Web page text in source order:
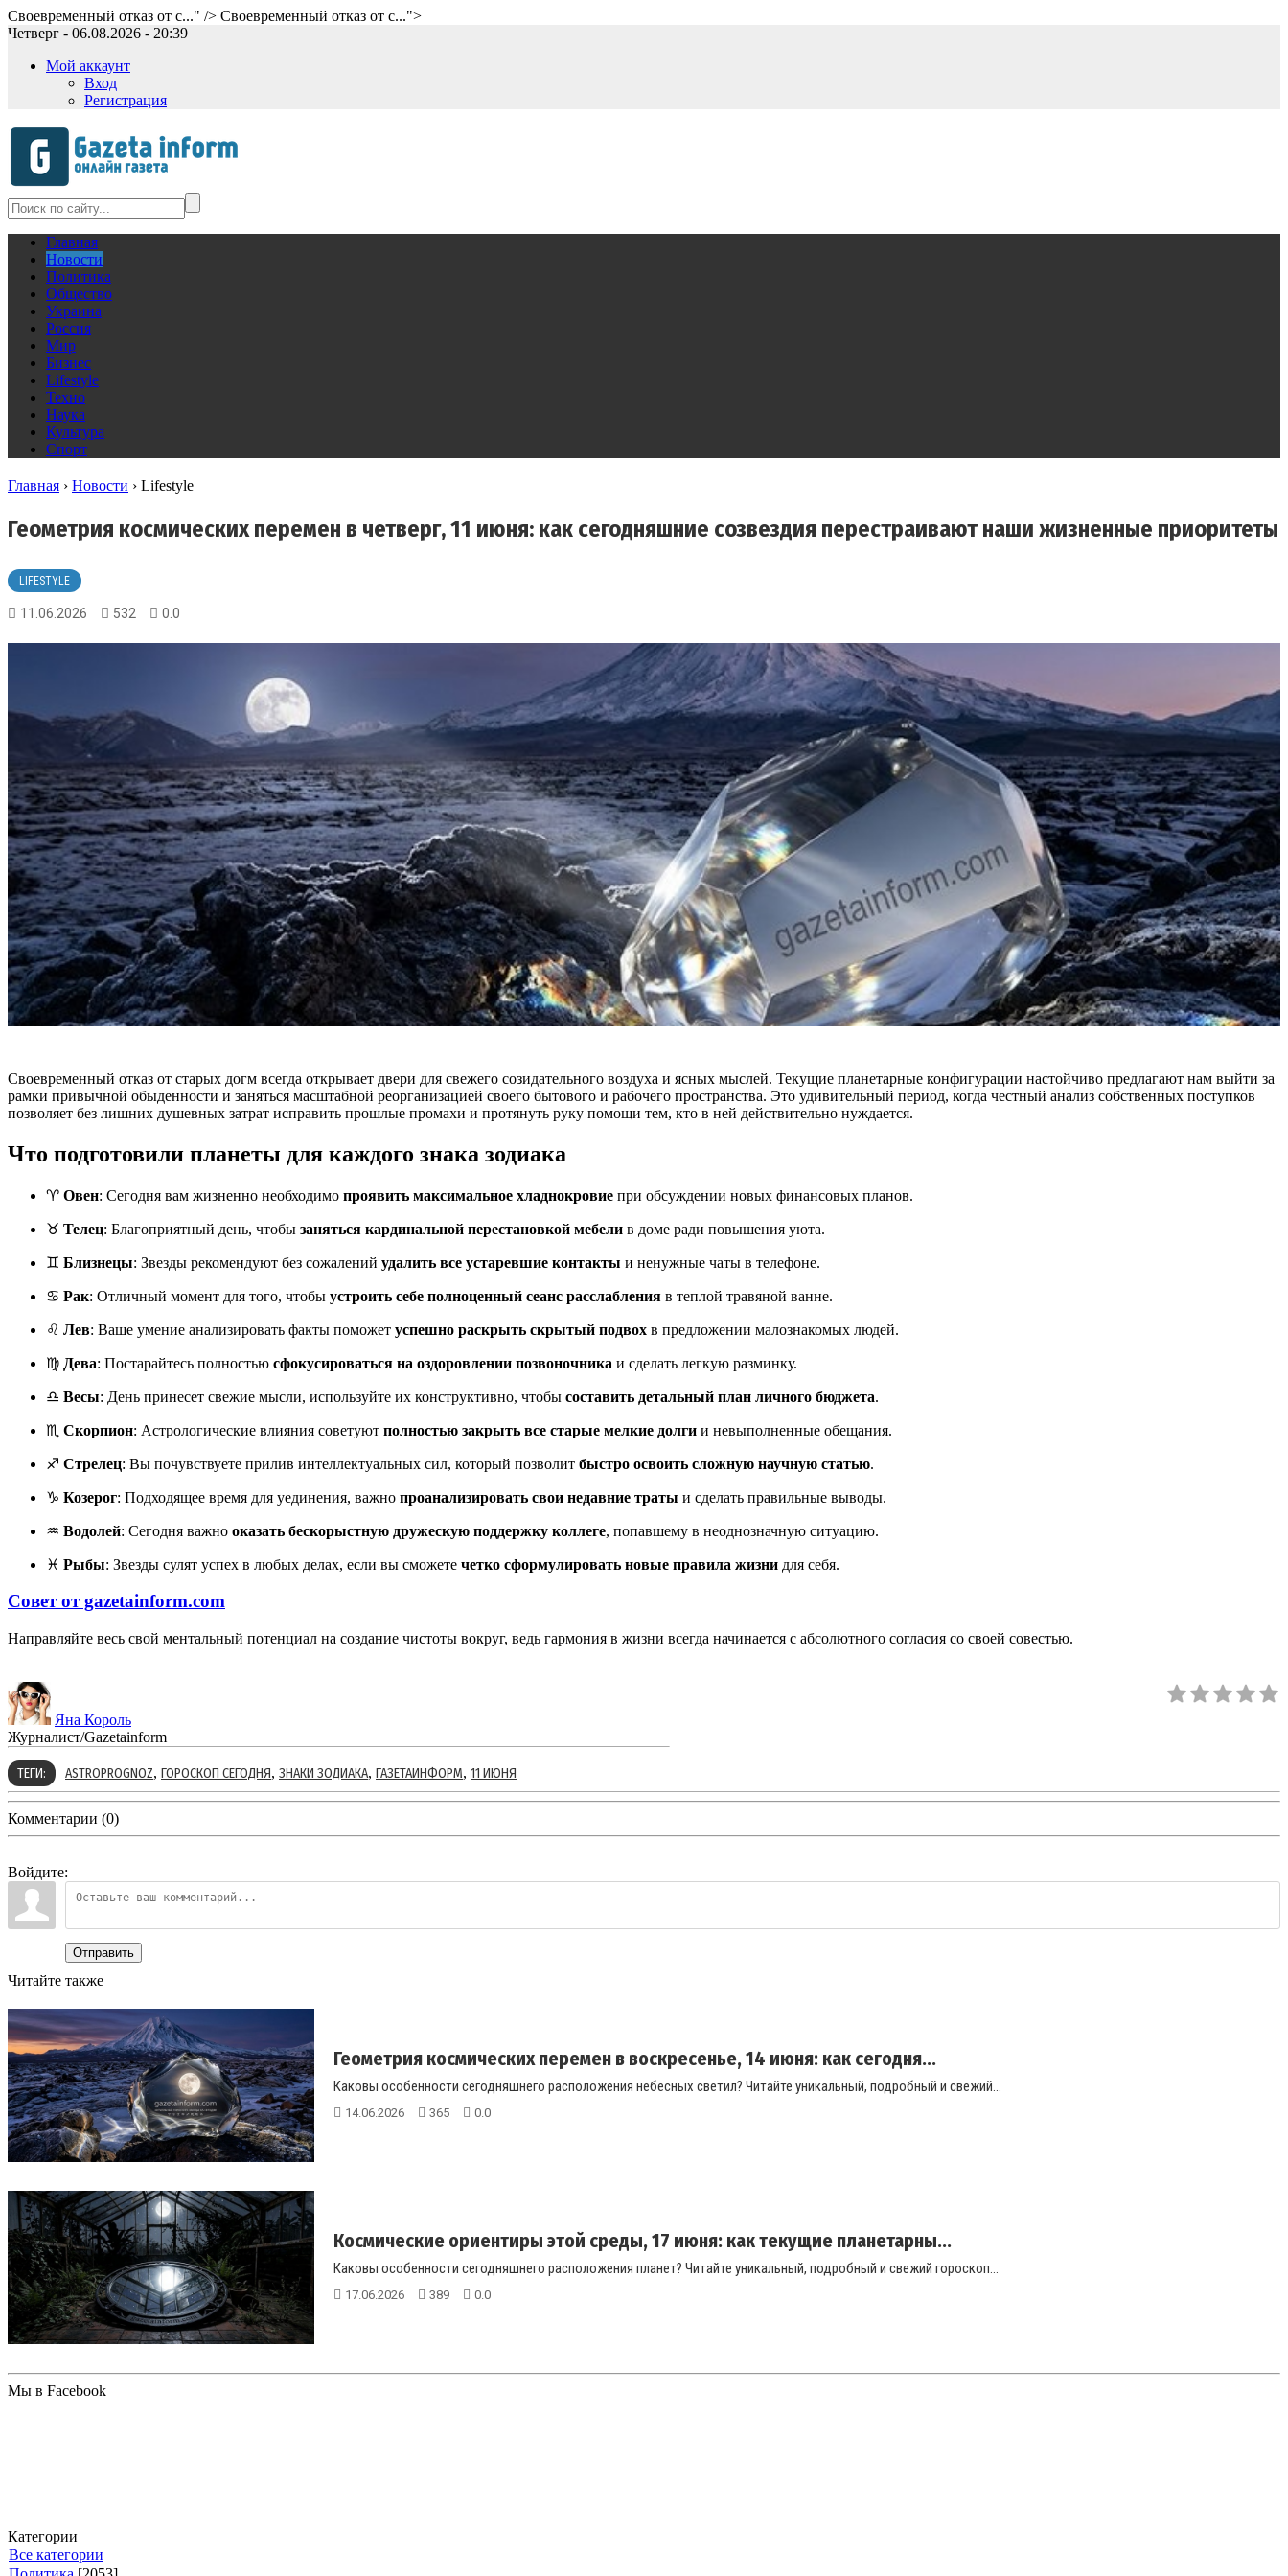
Своевременный отказ от с..." /> Своевременный отказ от с...">
Четверг - 06.08.2026 - 20:39
Мой аккаунт
Вход
Регистрация
Главная
Новости
Политика
Общество
Украина
Россия
Мир
Бизнес
Lifestyle
Техно
Наука
Культура
Спорт
Главная › Новости › Lifestyle
Геометрия космических перемен в четверг, 11 июня: как сегодняшние созвездия перестраивают наши жизненные приоритеты
LIFESTYLE
11.06.2026 532 0.0
Своевременный отказ от старых догм всегда открывает двери для свежего созидательного воздуха и ясных мыслей. Текущие планетарные конфигурации настойчиво предлагают нам выйти за
рамки привычной обыденности и заняться масштабной реорганизацией своего бытового и рабочего пространства. Это удивительный период, когда честный анализ собственных поступков
позволяет без лишних душевных затрат исправить прошлые промахи и протянуть руку помощи тем, кто в ней действительно нуждается.
Что подготовили планеты для каждого знака зодиака
♈ Овен: Сегодня вам жизненно необходимо проявить максимальное хладнокровие при обсуждении новых финансовых планов.
♉ Телец: Благоприятный день, чтобы заняться кардинальной перестановкой мебели в доме ради повышения уюта.
♊ Близнецы: Звезды рекомендуют без сожалений удалить все устаревшие контакты и ненужные чаты в телефоне.
♋ Рак: Отличный момент для того, чтобы устроить себе полноценный сеанс расслабления в теплой травяной ванне.
♌ Лев: Ваше умение анализировать факты поможет успешно раскрыть скрытый подвох в предложении малознакомых людей.
♍ Дева: Постарайтесь полностью сфокусироваться на оздоровлении позвоночника и сделать легкую разминку.
♎ Весы: День принесет свежие мысли, используйте их конструктивно, чтобы составить детальный план личного бюджета.
♏ Скорпион: Астрологические влияния советуют полностью закрыть все старые мелкие долги и невыполненные обещания.
♐ Стрелец: Вы почувствуете прилив интеллектуальных сил, который позволит быстро освоить сложную научную статью.
♑ Козерог: Подходящее время для уединения, важно проанализировать свои недавние траты и сделать правильные выводы.
♒ Водолей: Сегодня важно оказать бескорыстную дружескую поддержку коллеге, попавшему в неоднозначную ситуацию.
♓ Рыбы: Звезды сулят успех в любых делах, если вы сможете четко сформулировать новые правила жизни для себя.
Совет от gazetainform.com
Направляйте весь свой ментальный потенциал на создание чистоты вокруг, ведь гармония в жизни всегда начинается с абсолютного согласия со своей совестью.
Яна Король
Журналист/Gazetainform
ТЕГИ: ASTROPROGNOZ, ГОРОСКОП СЕГОДНЯ, ЗНАКИ ЗОДИАКА, ГАЗЕТАИНФОРМ, 11 ИЮНЯ
Комментарии (0)
Войдите:
Отправить
Читайте также
Геометрия космических перемен в воскресенье, 14 июня: как сегодня...
Каковы особенности сегодняшнего расположения небесных светил? Читайте уникальный, подробный и свежий...
14.06.2026 365 0.0
Космические ориентиры этой среды, 17 июня: как текущие планетарны...
Каковы особенности сегодняшнего расположения планет? Читайте уникальный, подробный и свежий гороскоп...
17.06.2026 389 0.0
Мы в Facebook
Категории
Все категории